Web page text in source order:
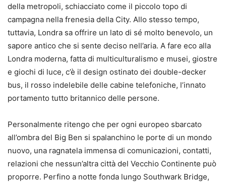
della metropoli, schiacciato come il piccolo topo di
campagna nella frenesia della City. Allo stesso tempo,
tuttavia, Londra sa offrire un lato di sé molto benevolo, un
sapore antico che si sente deciso nell’aria. A fare eco alla
Londra moderna, fatta di multiculturalismo e musei, giostre
e giochi di luce, c’è il design ostinato dei double-decker
bus, il rosso indelebile delle cabine telefoniche, l’innato
portamento tutto britannico delle persone.
Personalmente ritengo che per ogni europeo sbarcato
all’ombra del Big Ben si spalanchino le porte di un mondo
nuovo, una ragnatela immensa di comunicazioni, contatti,
relazioni che nessun’altra città del Vecchio Continente può
proporre. Perfino a notte fonda lungo Southwark Bridge,